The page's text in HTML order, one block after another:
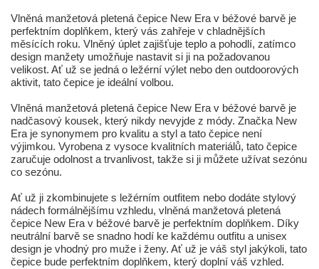
Vlněná manžetová pletená čepice New Era v béžové barvě je
perfektním doplňkem, který vás zahřeje v chladnějších
měsících roku. Vlněný úplet zajišťuje teplo a pohodlí, zatímco
design manžety umožňuje nastavit si ji na požadovanou
velikost. Ať už se jedná o ležérní výlet nebo den outdoorových
aktivit, tato čepice je ideální volbou.
Vlněná manžetová pletená čepice New Era v béžové barvě je
nadčasový kousek, který nikdy nevyjde z módy. Značka New
Era je synonymem pro kvalitu a styl a tato čepice není
výjimkou. Vyrobena z vysoce kvalitních materiálů, tato čepice
zaručuje odolnost a trvanlivost, takže si ji můžete užívat sezónu
co sezónu.
Ať už ji zkombinujete s ležérním outfitem nebo dodáte stylový
nádech formálnějšímu vzhledu, vlněná manžetová pletená
čepice New Era v béžové barvě je perfektním doplňkem. Díky
neutrální barvě se snadno hodí ke každému outfitu a unisex
design je vhodný pro muže i ženy. Ať už je váš styl jakýkoli, tato
čepice bude perfektním doplňkem, který doplní váš vzhled.